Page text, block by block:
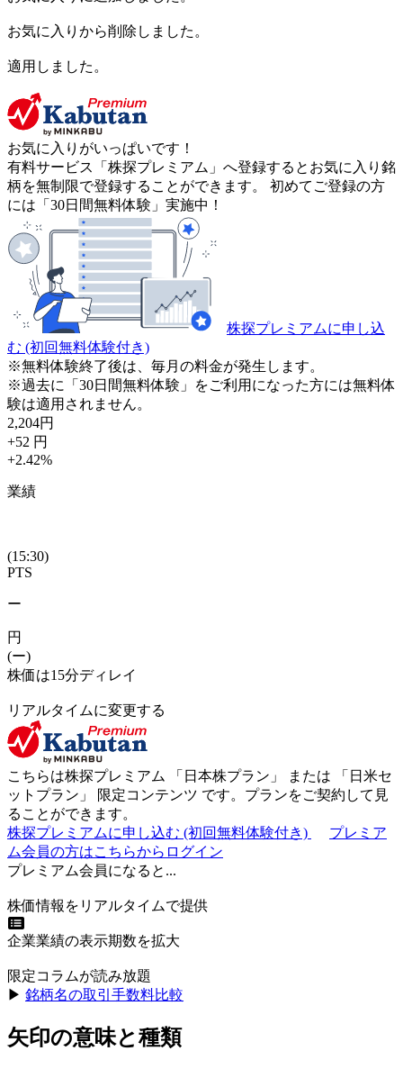
お気に入りから削除しました。
適用しました。
お気に入りがいっぱいです！
有料サービス「株探プレミアム」へ登録するとお気に入り銘
柄を無制限で登録することができます。 初めてご登録の方
には「30日間無料体験」実施中！
株探プレミアムに申し込
む (初回無料体験付き)
※無料体験終了後は、毎月の料金が発生します。
※過去に「30日間無料体験」をご利用になった方には無料体
験は適用されません。
2,204円
+52 円
+2.42%
業績
(15:30)
PTS
ー
円
(ー)
株価は15分ディレイ
リアルタイムに変更する
こちらは株探プレミアム 「 日本株プラン 」 または 「 日米セ
ットプラン 」 限定コンテンツ です。プランをご契約して見
ることができます。
株探プレミアムに申し込む (初回無料体験付き)
プレミア
ム会員の方はこちらからログイン
プレミアム会員になると...
株価情報をリアルタイムで提供
企業業績の表示期数を拡大
限定コラムが読み放題
▶︎ 銘柄名の取引手数料比較
矢印の意味と種類